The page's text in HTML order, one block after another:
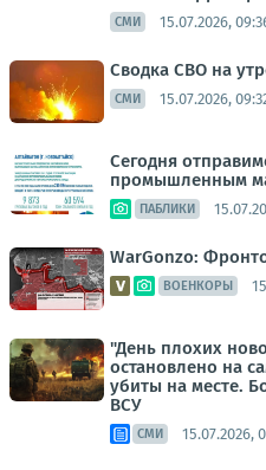
СМИ 15.07.2026,
Сводка СВО на
СМИ 15.07.2026,
Сегодня
промышленным
ПАБЛИКИ
WarGonzo:
ВОЕНКОРЫ
"День плохих
остановлено на
убиты на месте.
ВСУ
СМИ 15.07.2026,